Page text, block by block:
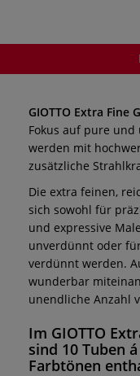
GIOTTO Extra Fine
Fokus auf pure und
werden mit
zusätzliche
Die extra feinen,
sich sowohl für
und expressive
unverdünnt oder
verdünnt werden.
wunderbar
unendliche Anzahl
Im GIOTTO
sind 10 Tuben
Farbtönen